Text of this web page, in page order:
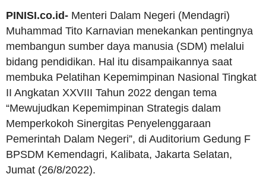
PINISI.co.id- Menteri Dalam Negeri (Mendagri)
Muhammad Tito Karnavian menekankan pentingnya
membangun sumber daya manusia (SDM) melalui
bidang pendidikan. Hal itu disampaikannya saat
membuka Pelatihan Kepemimpinan Nasional Tingkat
II Angkatan XXVIII Tahun 2022 dengan tema
“Mewujudkan Kepemimpinan Strategis dalam
Memperkokoh Sinergitas Penyelenggaraan
Pemerintah Dalam Negeri”, di Auditorium Gedung F
BPSDM Kemendagri, Kalibata, Jakarta Selatan,
Jumat (26/8/2022).